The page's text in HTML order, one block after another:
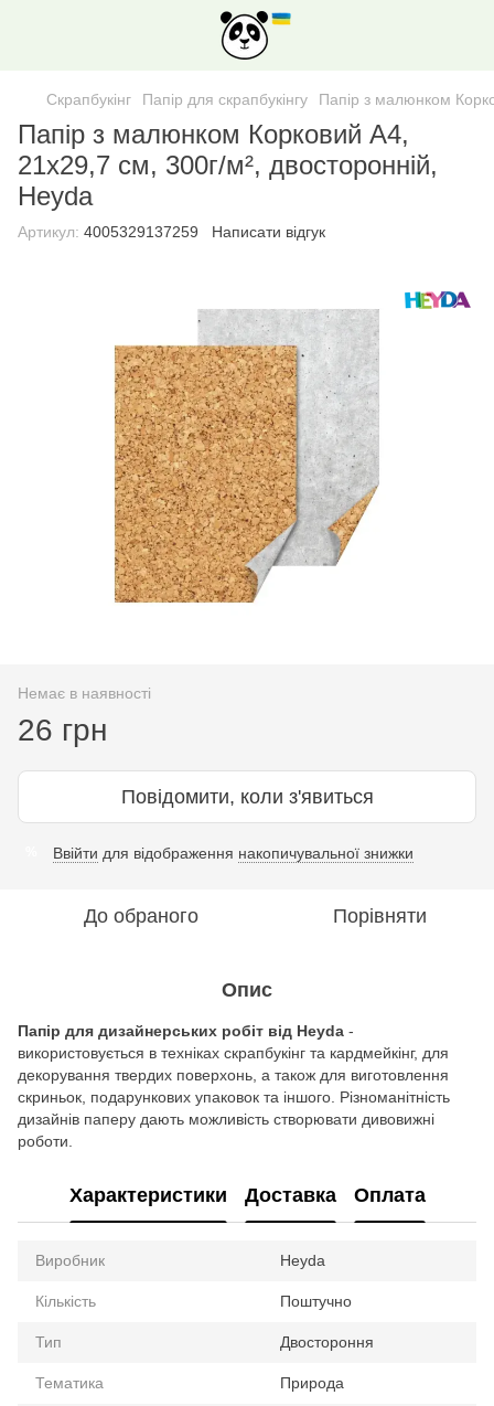
Скрапбукінг Папір для скрапбукінгу Папір з малюнком
Папір з малюнком Корковий А4,
21х29,7 см, 300г/м², двосторонній,
Heyda
Артикул: 4005329137259 Написати відгук
Немає в наявності
26 грн
Повідомити, коли з'явиться
Ввійти для відображення накопичувальної знижки
До обраного Порівняти
Опис
Папір для дизайнерських робіт від Heyda -
використовується в техніках скрапбукінг та кардмейкінг, для
декорування твердих поверхонь, а також для виготовлення
скриньок, подарункових упаковок та іншого. Різноманітність
дизайнів паперу дають можливість створювати дивовижні
роботи.
Характеристики Доставка Оплата
Виробник Heyda
Кількість Поштучно
Тип Двостороння
Тематика Природа